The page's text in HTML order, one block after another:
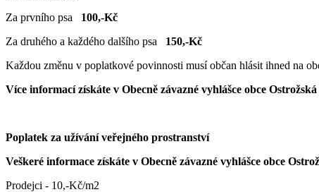
Za prvního psa 100,-Kč
Za druhého a každého dalšího psa 150,-Kč
Každou změnu v poplatkové povinnosti musí občan hlásit ihned na
Více informací získáte v Obecně závazné vyhlášce obce
Poplatek za užívání veřejného prostranství
Veškeré informace získáte v Obecně závazné vyhlášce obce
Prodejci - 10,-Kč/m2